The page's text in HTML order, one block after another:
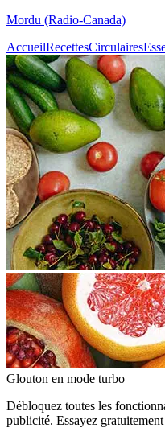
Mordu (Radio-Canada)
AccueilRecettesCirculaires
Glouton en mode turbo
Débloquez toutes les
publicité. Essayez